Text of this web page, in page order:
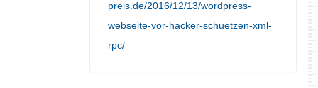
preis.de/2016/12/13/wordpress-
webseite-vor-hacker-schuetzen-xml-
rpc/